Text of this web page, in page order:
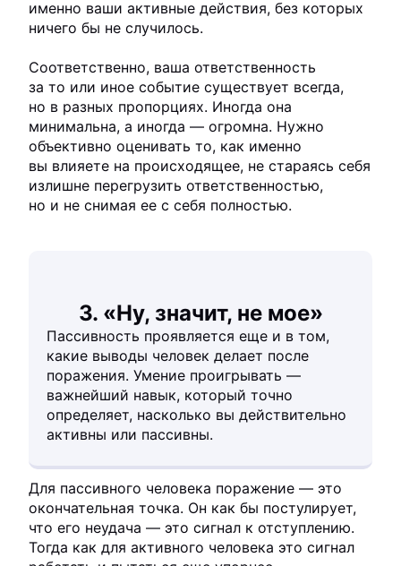
именно ваши активные действия, без которых
ничего бы не случилось.
Соответственно, ваша ответственность
за то или иное событие существует всегда,
но в разных пропорциях. Иногда она
минимальна, а иногда — огромна. Нужно
объективно оценивать то, как именно
вы влияете на происходящее, не стараясь себя
излишне перегрузить ответственностью,
но и не снимая ее с себя полностью.
3. «Ну, значит, не мое»
Пассивность проявляется еще и в том,
какие выводы человек делает после
поражения. Умение проигрывать —
важнейший навык, который точно
определяет, насколько вы действительно
активны или пассивны.
Для пассивного человека поражение — это
окончательная точка. Он как бы постулирует,
что его неудача — это сигнал к отступлению.
Тогда как для активного человека это сигнал